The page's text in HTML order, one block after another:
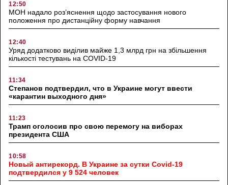
12:50
МОН надало роз’яснення щодо застосування нового
положення про дистанційну форму навчання
12:40
Уряд додатково виділив майже 1,3 млрд грн на збільшення
кількості тестувань на COVID-19
11:34
Степанов подтвердил, что в Украине могут ввести
«карантин выходного дня»
11:23
Трамп оголосив про свою перемогу на виборах
президента США
10:58
Новый антирекорд. В Украине за сутки Covid-19
подтвердился у 9 524 человек